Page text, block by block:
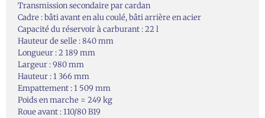
Transmission secondaire par cardan
Cadre : bâti avant en alu coulé, bâti arrière en acier
Capacité du réservoir à carburant : 22 l
Hauteur de selle : 840 mm
Longueur : 2 189 mm
Largeur : 980 mm
Hauteur : 1 366 mm
Empattement : 1 509 mm
Poids en marche = 249 kg
Roue avant : 110/80 B19